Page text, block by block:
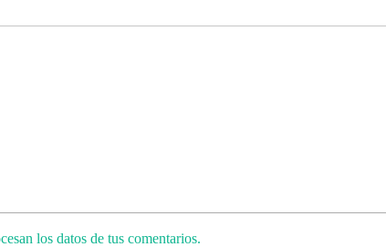
los datos de tus comentarios.